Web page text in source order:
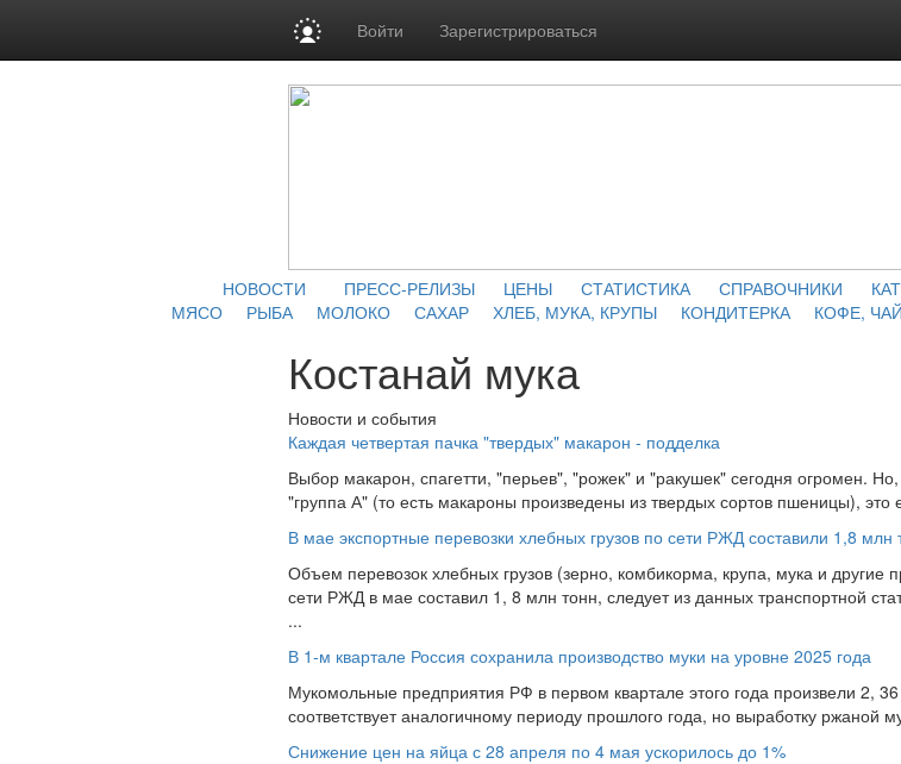
Войти Зарегистрироваться
НОВОСТИ ПРЕСС-РЕЛИЗЫ ЦЕНЫ СТАТИСТИКА СПРАВОЧНИКИ
МЯСО
РЫБА МОЛОКО САХАР ХЛЕБ, МУКА, КРУПЫ КОНДИТЕРКА КОФЕ,
Костанай мука
Новости и события
Каждая четвертая пачка "твердых" макарон - подделка
Выбор макарон, спагетти, "перьев", "рожек" и "ракушек" сегодня огромен.
"группа А" (то есть макароны произведены из твердых сортов пшеницы), это
В мае экспортные перевозки хлебных грузов по сети РЖД составили 1,8
Объем перевозок хлебных грузов (зерно, комбикорма, крупа, мука и другие
сети РЖД в мае составил 1, 8 млн тонн, следует из данных транспортной
...
В 1-м квартале Россия сохранила производство муки на уровне 2025 года
Мукомольные предприятия РФ в первом квартале этого года произвели 2,
соответствует аналогичному периоду прошлого года, но выработку ржаной
Снижение цен на яйца с 28 апреля по 4 мая ускорилось до 1%